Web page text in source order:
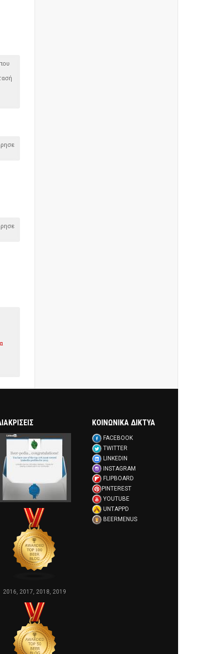
2016, 2017, 2018, 2019
ΚΟΙΝΩΝΙΚΑ ΔΙΚΤΥΑ
FACEBOOK
TWITTER
LINKEDIN
INSTAGRAM
FLIPBOARD
PINTEREST
YOUTUBE
UNTAPPD
BEERMENUS